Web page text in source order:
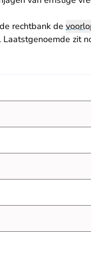
rechtbank de
Laatstgenoemde zit